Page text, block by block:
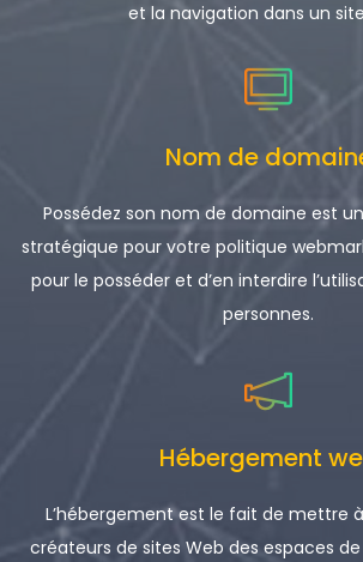
et la navigation dans un
Nom de
Possédez son nom de domaine est
stratégique pour votre politique
pour le posséder et d’en interdire
personnes.
Hébergement
L’hébergement est le fait de mettre
créateurs de sites Web des espaces